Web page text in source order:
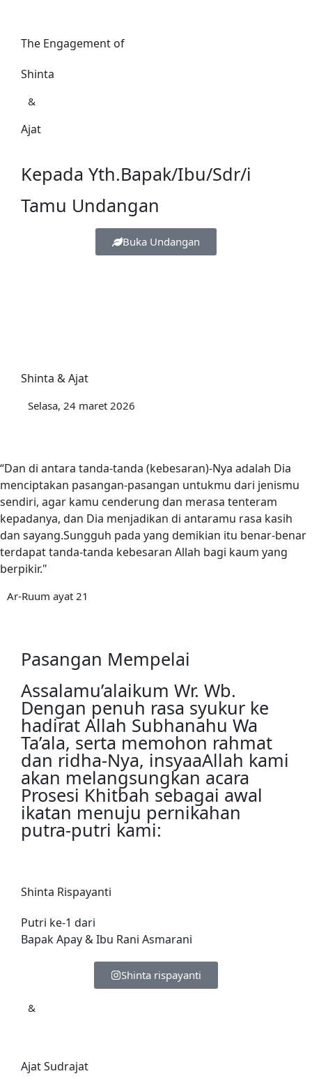
The Engagement of
Shinta
&
Ajat
Kepada Yth.Bapak/Ibu/Sdr/i
Tamu Undangan
Buka Undangan
Shinta & Ajat
Selasa, 24 maret 2026
“Dan di antara tanda-tanda (kebesaran)-Nya adalah Dia
menciptakan pasangan-pasangan untukmu dari jenismu
sendiri, agar kamu cenderung dan merasa tenteram
kepadanya, dan Dia menjadikan di antaramu rasa kasih
dan sayang.Sungguh pada yang demikian itu benar-benar
terdapat tanda-tanda kebesaran Allah bagi kaum yang
berpikir."
Ar-Ruum ayat 21
Pasangan Mempelai
Assalamu’alaikum Wr. Wb.
Dengan penuh rasa syukur ke
hadirat Allah Subhanahu Wa
Ta’ala, serta memohon rahmat
dan ridha-Nya, insyaaAllah kami
akan melangsungkan acara
Prosesi Khitbah sebagai awal
ikatan menuju pernikahan
putra-putri kami:
Shinta Rispayanti
Putri ke-1 dari
Bapak Apay & Ibu Rani Asmarani
Shinta rispayanti
&
Ajat Sudrajat